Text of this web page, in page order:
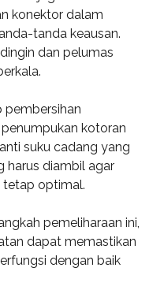
konektor dalam
tanda keausan.
dan pelumas
pembersihan
kotoran
suku cadang yang
harus diambil agar
optimal.
pemeliharaan ini,
dapat memastikan
dengan baik